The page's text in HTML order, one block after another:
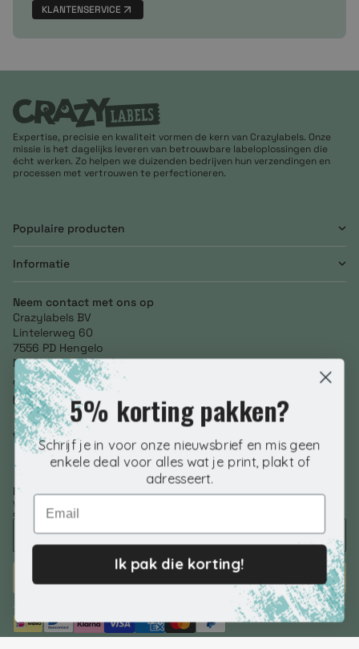
KLANTENSERVICE
Expertise, precisie en kwaliteit vormen de kern van Crazylabels. Onze
missie is het dagelijks leveren van betrouwbare labeloplossingen die
écht werken. Zo helpen we duizenden bedrijven hun verzendingen en
processen met vertrouwen te perfectioneren.
Populaire producten
Informatie
Neem contact met ons op
Crazylabels BV
Lintelerweg 60
7556 PD Hengelo
Netherlands
+31 (0) 85 246 3634
info@crazylabels.nl
NL860793278B01
Volg ons
Nieuwsbrief aanmelden
Voer je e-mailadres in om speciale aanbiedingen, exclusieve kortingen en
nog veel meer te ontvangen!
ABONNEREN
5% korting pakken?
Schrijf je in voor onze nieuwsbrief en mis geen
enkele deal voor alles wat je print, plakt of
adresseert.
Email
Ik pak die korting!